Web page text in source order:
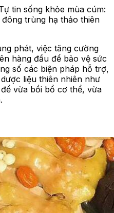
tin sống khỏe mùa cúm:
trùng hạ thảo thiên
phát, việc tăng cường
hàng đầu để bảo vệ sức
số các biện pháp hỗ trợ,
liệu thiên nhiên như
vừa bồi bổ cơ thể, vừa